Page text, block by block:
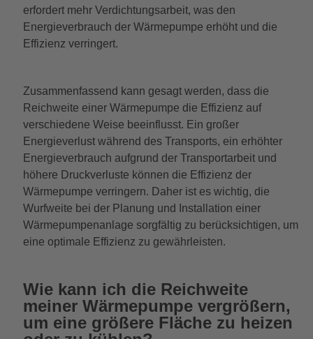
erfordert mehr Verdichtungsarbeit, was den
Energieverbrauch der Wärmepumpe erhöht und die
Effizienz verringert.
Zusammenfassend kann gesagt werden, dass die
Reichweite einer Wärmepumpe die Effizienz auf
verschiedene Weise beeinflusst. Ein großer
Energieverlust während des Transports, ein erhöhter
Energieverbrauch aufgrund der Transportarbeit und
höhere Druckverluste können die Effizienz der
Wärmepumpe verringern. Daher ist es wichtig, die
Wurfweite bei der Planung und Installation einer
Wärmepumpenanlage sorgfältig zu berücksichtigen, um
eine optimale Effizienz zu gewährleisten.
Wie kann ich die Reichweite
meiner Wärmepumpe vergrößern,
um eine größere Fläche zu heizen